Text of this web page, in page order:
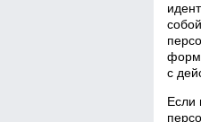
с
Если